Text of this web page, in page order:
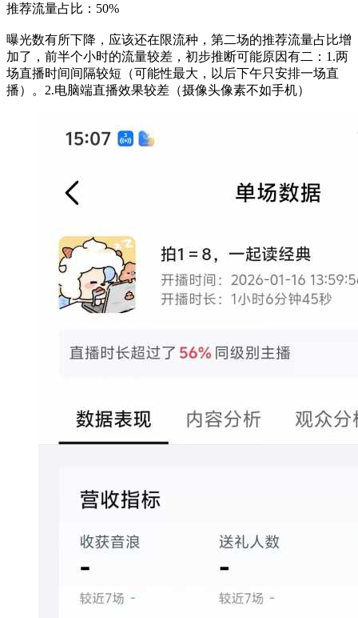
推荐流量占比：50%
曝光数有所下降，应该还在限流种，第二场的推荐流量占比增
加了，前半个小时的流量较差，初步推断可能原因有二：1.两
场直播时间间隔较短（可能性最大，以后下午只安排一场直
播）。2.电脑端直播效果较差（摄像头像素不如手机）